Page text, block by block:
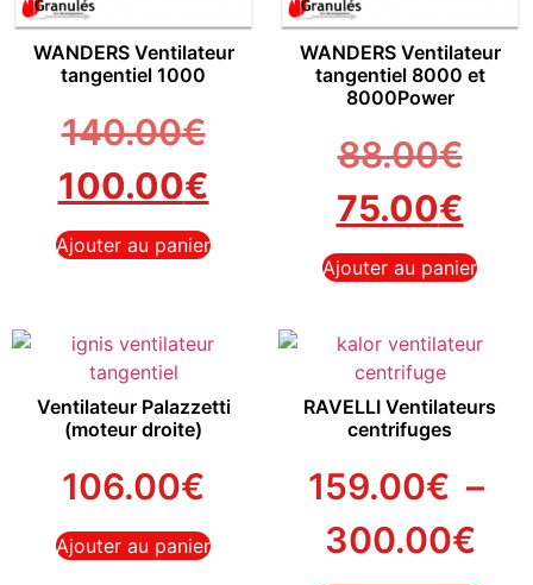
WANDERS Ventilateur
tangentiel 1000
140.00€
100.00€
Ajouter au panier
WANDERS Ventilateur
tangentiel 8000 et
8000Power
88.00€
75.00€
Ajouter au panier
Ventilateur Palazzetti
(moteur droite)
106.00€
Ajouter au panier
RAVELLI Ventilateurs
centrifuges
159.00€ –
300.00€